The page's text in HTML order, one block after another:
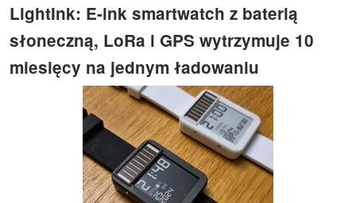
LightInk: E-ink smartwatch z baterią
słoneczną, LoRa i GPS wytrzymuje 10
miesięcy na jednym ładowaniu